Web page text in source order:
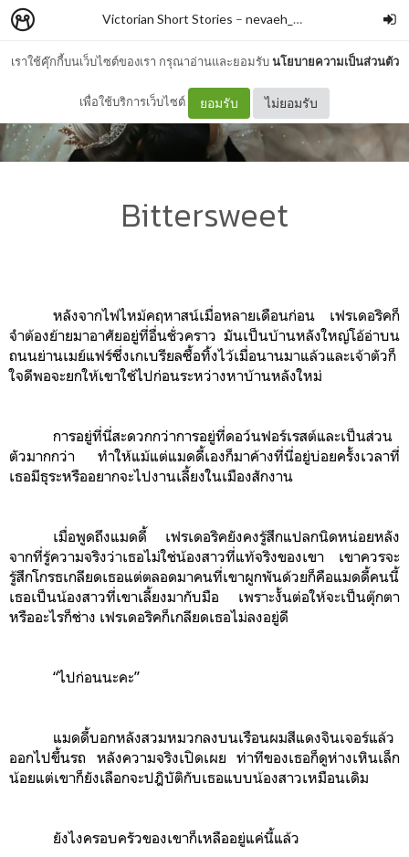
เราใช้คุ๊กกี้บนเว็บไซต์ของเรา กรุณาอ่านและยอมรับนโยบายความเป็นส่วนตัว
เพื่อใช้บริการเว็บไซต์ ยอมรับ ไม่ยอมรับ
Victorian Short Stories – nevaeh____13
Bittersweet
หลังจากไฟไหม้คฤหาสน์เมื่อหลายเดือนก่อน เฟรเดอริคก็
จำต้องย้ายมาอาศัยอยู่ที่อื่นชั่วคราว มันเป็นบ้านหลังใหญ่โอ้อ่าบน
ถนนย่านเมย์แฟร์ซึ่งเกเบรียลซื้อทิ้งไว้เมื่อนานมาแล้วและเจ้าตัวก็
ใจดีพอจะยกให้เขาใช้ไปก่อนระหว่างหาบ้านหลังใหม่
การอยู่ที่นี่สะดวกกว่าการอยู่ที่ดอว์นฟอร์เรสต์และเป็นส่วน
ตัวมากกว่า ทำให้แม้แต่แมดดี้เองก็มาค้างที่นี่อยู่บ่อยครั้งเวลาที่
เธอมีธุระหรืออยากจะไปงานเลี้ยงในเมืองสักงาน
เมื่อพูดถึงแมดดี้ เฟรเดอริคยังคงรู้สึกแปลกนิดหน่อยหลัง
จากที่รู้ความจริงว่าเธอไม่ใช่น้องสาวที่แท้จริงของเขา เขาควรจะ
รู้สึกโกรธเกลียดเธอแต่ตลอดมาคนที่เขาผูกพันด้วยก็คือแมดดี้คนนี้
เธอเป็นน้องสาวที่เขาเลี้ยงมากับมือ เพราะงั้นต่อให้จะเป็นตุ๊กตา
หรืออะไรก็ช่าง เฟรเดอริคก็เกลียดเธอไม่ลงอยู่ดี
“ไปก่อนนะคะ”
แมดดี้บอกหลังสวมหมวกลงบนเรือนผมสีแดงจินเจอร์แล้ว
ออกไปขึ้นรถ หลังความจริงเปิดเผย ท่าทีของเธอก็ดูห่างเหินเล็ก
น้อยแต่เขาก็ยังเลือกจะปฎิบัติกับเธอแบบน้องสาวเหมือนเดิม
ยังไงครอบครัวของเขาก็เหลืออยู่แค่นี้แล้ว